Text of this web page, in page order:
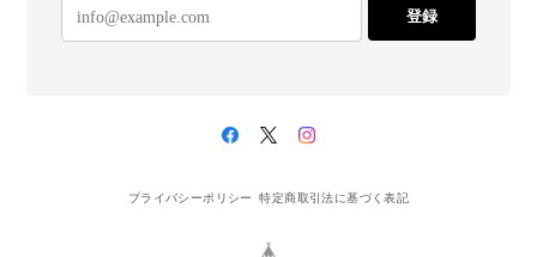
登録
プライバシーポリシー 特定商取引法に基づく表記